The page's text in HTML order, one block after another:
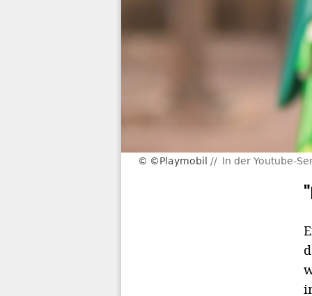
©Playmobil In der Youtube-